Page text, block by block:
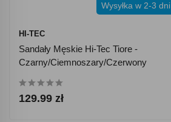
Wysyłka w 2-3 dni
HI-TEC
Sandały Męskie Hi-Tec Tiore -
Czarny/ciemnoszary/czerwony
129.99 zł